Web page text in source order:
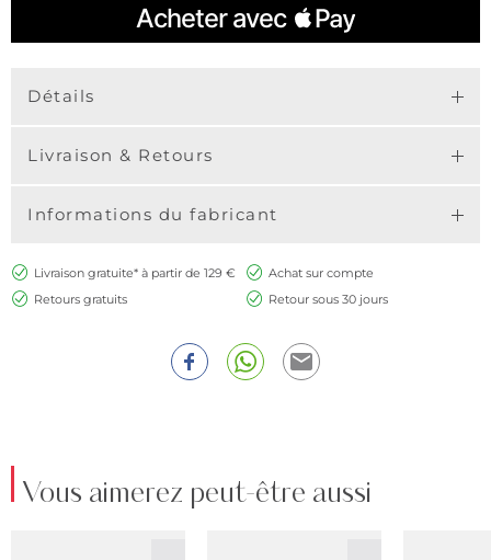
Détails
Livraison & Retours
Informations du fabricant
Livraison gratuite* à partir de 129 €
Achat sur compte
Retours gratuits
Retour sous 30 jours
Vous aimerez peut-être aussi